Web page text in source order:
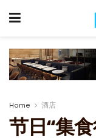
Home 酒店
节日“集